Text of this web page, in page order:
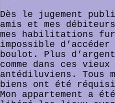
Dès le jugement
amis et mes
mes habilitations
impossible
boulot. Plus
comme dans ces
antédiluviens. Tous
biens ont été
Mon appartement a